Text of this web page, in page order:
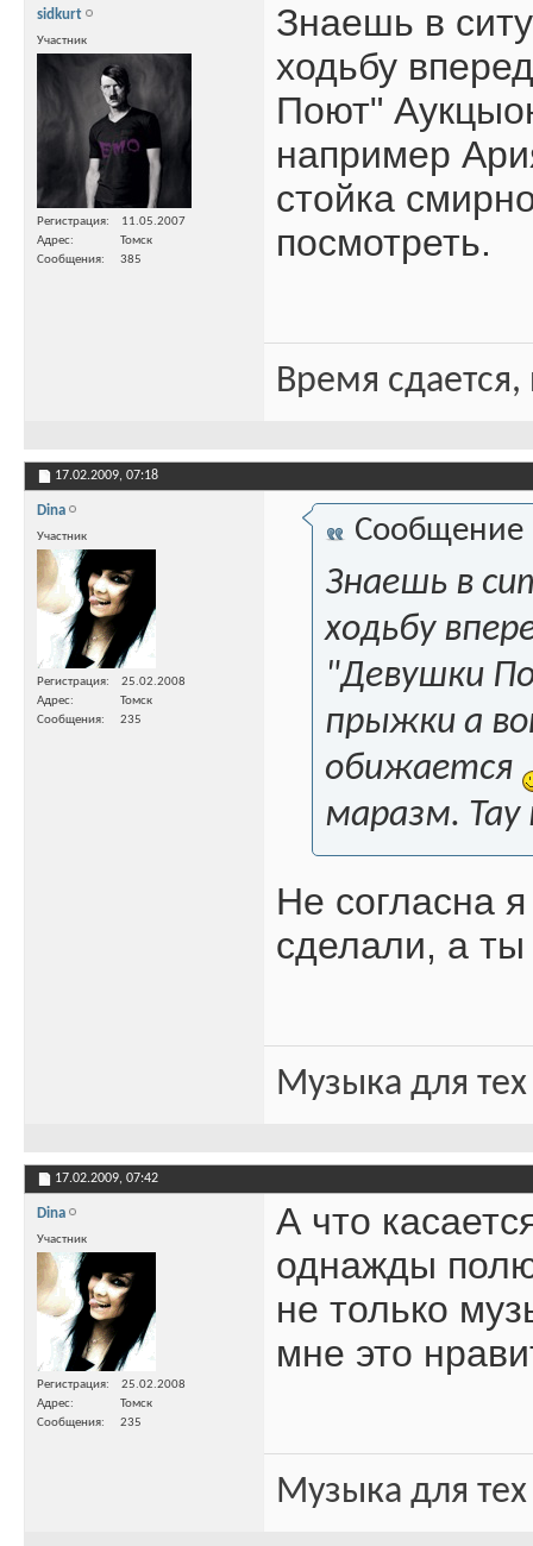
sidkurt
Участник
Регистрация
11.05.2007
Адрес
Томск
Сообщения
385
Знаешь в
ходьбу
Поют"
например
стойка
посмотреть.
Время сдается,
17.02.2009, 07:18
Dina
Участник
Регистрация
25.02.2008
Адрес
Томск
Сообщения
235
Сообщение
Знаешь в
ходьбу
"Девушки
прыжки а
обижается
маразм.
Не согласна
сделали, а
Музыка для
17.02.2009, 07:42
Dina
Участник
Регистрация
25.02.2008
Адрес
Томск
Сообщения
235
А что
однажды
не только
мне это
Музыка для